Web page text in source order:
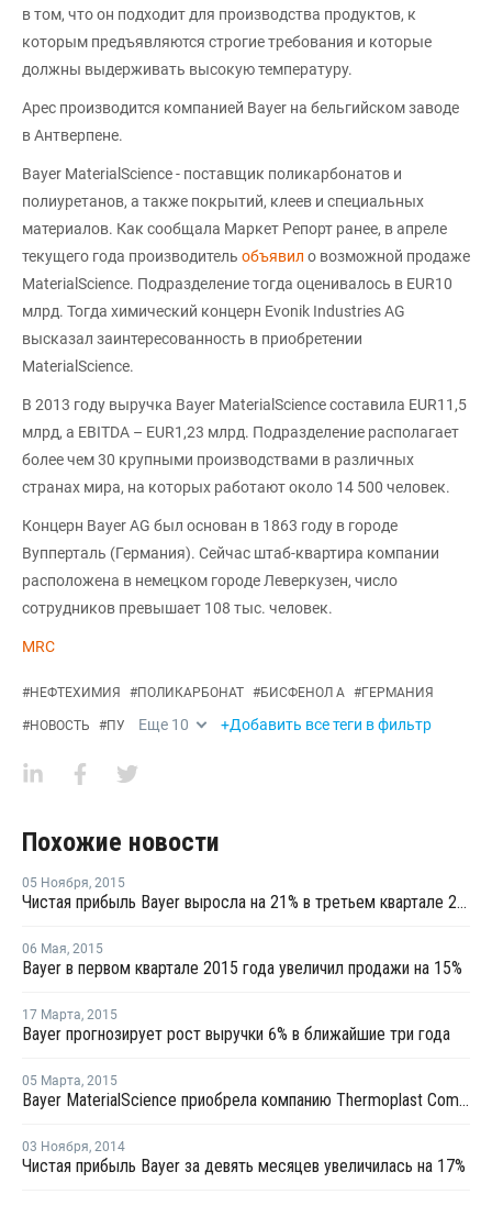
в том, что он подходит для производства продуктов, к
которым предъявляются строгие требования и которые
должны выдерживать высокую температуру.
Apec производится компанией Bayer на бельгийском заводе
в Антверпене.
Bayer MaterialScience - поставщик поликарбонатов и
полиуретанов, а также покрытий, клеев и специальных
материалов. Как сообщала Маркет Pепорт ранее, в апреле
текущего года производитель объявил о возможной продаже
MaterialScience. Подразделение тогда оценивалось в EUR10
млрд. Тогда химический концерн Evonik Industries AG
высказал заинтересованность в приобретении
MaterialScience.
В 2013 году выручка Bayer MaterialScience составила EUR11,5
млрд, а EBITDA – EUR1,23 млрд. Подразделение располагает
более чем 30 крупными производствами в различных
странах мира, на которых работают около 14 500 человек.
Концерн Bayer AG был основан в 1863 году в городе
Вупперталь (Германия). Сейчас штаб-квартира компании
расположена в немецком городе Леверкузен, число
сотрудников превышает 108 тыс. человек.
MRC
#НЕФТЕХИМИЯ #ПОЛИКАРБОНАТ #БИСФЕНОЛ А #ГЕРМАНИЯ
#НОВОСТЬ #ПУ Еще 10 +Добавить все теги в фильтр
Похожие новости
05 Ноября, 2015
Чистая прибыль Bayer выросла на 21% в третьем квартале 2015 года
06 Мая, 2015
Bayer в первом квартале 2015 года увеличил продажи на 15%
17 Марта, 2015
Bayer прогнозирует рост выручки 6% в ближайшие три года
05 Марта, 2015
Bayer MaterialScience приобрела компанию Thermoplast Composite
03 Ноября, 2014
Чистая прибыль Bayer за девять месяцев увеличилась на 17%